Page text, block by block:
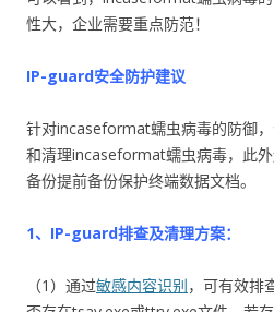
性大，企业需要重点防范！
IP-guard安全防护建议
针对incaseformat蠕虫病毒的防御
和清理incaseformat蠕虫病毒，此
备份提前备份保护终端数据文档。
1、IP-guard排查及清理方案：
（1）通过敏感内容识别，可有效排